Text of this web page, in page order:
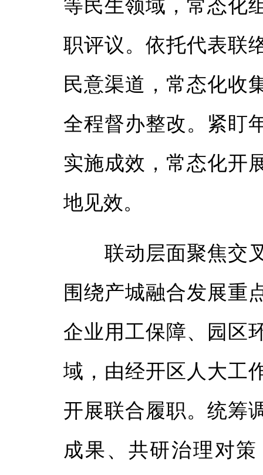
等民生领域，常态化
职评议。依托代表联
民意渠道，常态化收
全程督办整改。紧盯
实施成效，常态化开
地见效。
联动层面聚焦交叉
围绕产城融合发展重
企业用工保障、园区
域，由经开区人大工
开展联合履职。统筹
成果、共研治理对